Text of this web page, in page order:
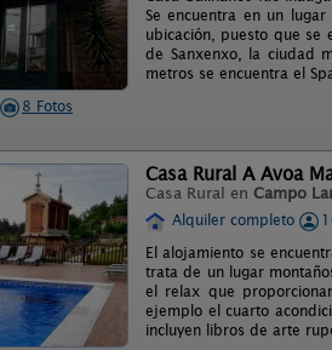
8 Fotos
Se encuentra en un
ubicación, puesto que
de Sanxenxo, la ciudad
metros se encuentra el
Casa Rural A Avoa
Casa Rural en Campo
Alquiler completo
El alojamiento se
trata de un lugar
el relax que
ejemplo el cuarto
incluyen libros de arte